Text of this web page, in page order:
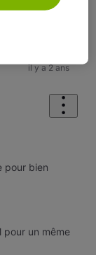
il y a 2 ans
pour bien
pour un même